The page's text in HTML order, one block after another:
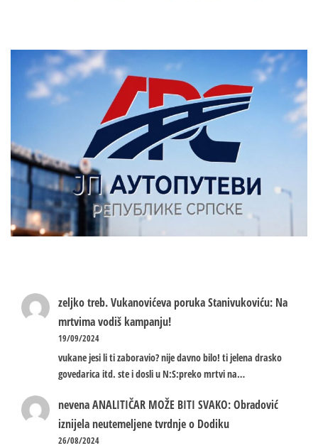
zeljko treb.Vukanovićeva poruka Stanivukoviću: Na
mrtvima vodiš kampanju!
19/09/2024
vukane jesi li ti zaboravio? nije davno bilo! ti jelena drasko
govedarica itd. ste i dosli u N:S:preko mrtvi na…
nevenaANALITIČAR MOŽE BITI SVAKO: Obradović
iznijela neutemeljene tvrdnje o Dodiku
26/08/2024